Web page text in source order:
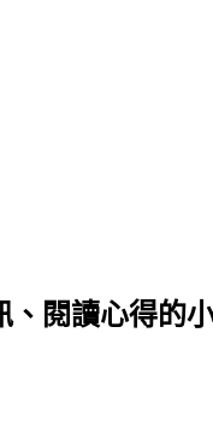
閱讀心得的